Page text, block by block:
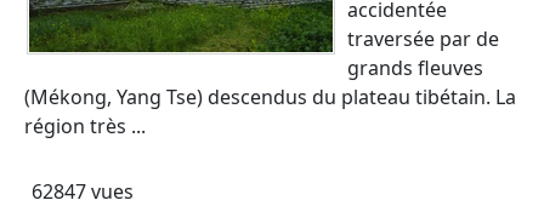
accidentée
traversée par de
grands fleuves
(Mékong, Yang Tse) descendus du plateau tibétain. La
région très ...
62847 vues